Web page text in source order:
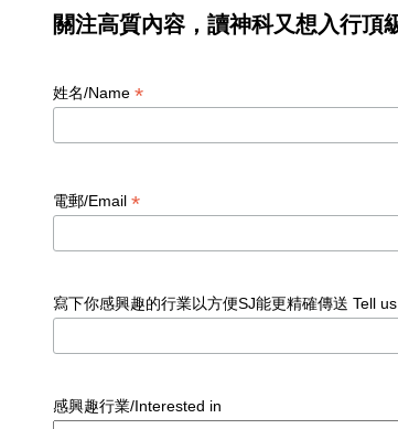
關注高質內容，讀神科又想入行
姓名/Name *
電郵/Email *
寫下你感興趣的行業以方便SJ能更精確傳送 Tell
感興趣行業/Interested in